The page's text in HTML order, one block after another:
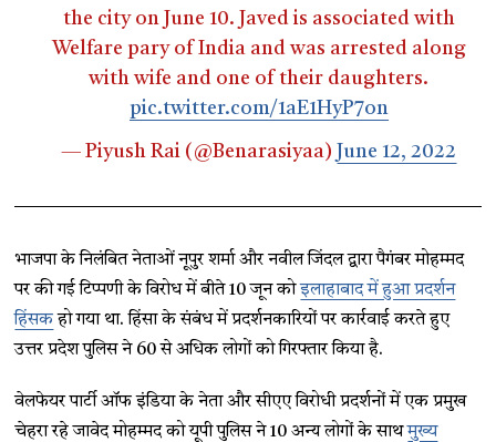
the city on June 10. Javed is associated with
Welfare pary of India and was arrested along
with wife and one of their daughters.
pic.twitter.com/1aE1HyP7on
— Piyush Rai (@Benarasiyaa) June 12, 2022
भाजपा के निलंबित नेताओं नूपुर शर्मा और नवील जिंदल द्वारा पैगंबर मोहम्मद
पर की गई टिप्पणी के विरोध में ​बीते 10 जून कोइलाहाबाद में हुआ प्रदर्शन
हिंसकहो गया था. हिंसा के संबंध में प्रदर्शनकारियों पर कार्रवाई करते हुए
उत्तर प्रदेश पुलिस ने 60 से अधिक लोगों को गिरफ्तार किया है.
वेलफेयर पार्टी ऑफ इंडिया के नेता और सीएए विरोधी प्रदर्शनों में एक प्रमुख
चेहरा रहे जावेद मोहम्मद को यूपी पुलिस ने 10 अन्य लोगों के साथमुख्य